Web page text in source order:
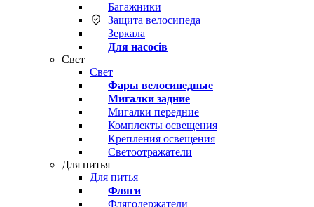
Багажники
Защита велосипеда
Зеркала
Для насосів
Свет
Свет
Фары велосипедные
Мигалки задние
Мигалки передние
Комплекты освещения
Крепления освещения
Светоотражатели
Для питья
Для питья
Фляги
Флягодержатели